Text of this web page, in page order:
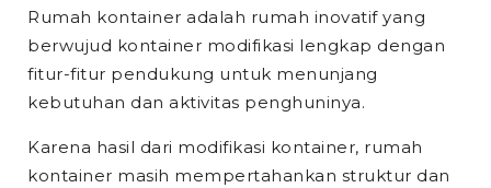
Rumah kontainer adalah rumah inovatif yang
berwujud kontainer modifikasi lengkap dengan
fitur-fitur pendukung untuk menunjang
kebutuhan dan aktivitas penghuninya.
Karena hasil dari modifikasi kontainer, rumah
kontainer masih mempertahankan struktur dan